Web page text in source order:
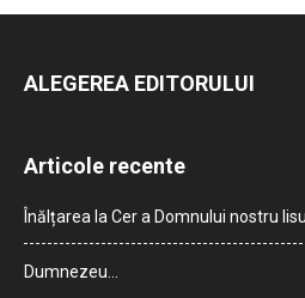
ALEGEREA EDITORULUI
Articole recente
Înălțarea la Cer a Domnului nostru
Dumnezeu…